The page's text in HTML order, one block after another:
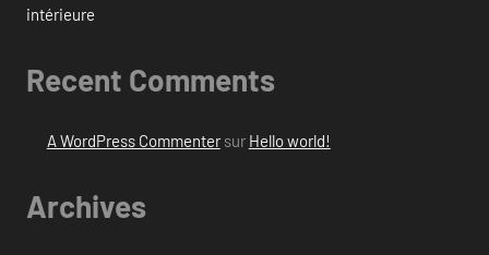
intérieure
Recent Comments
A WordPress Commentersur Hello world!
Archives